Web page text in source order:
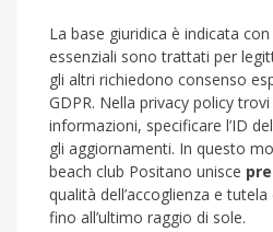
La base giuridica è indicata
essenziali sono trattati per
gli altri richiedono consenso
GDPR. Nella privacy policy
informazioni, specificare l’ID
gli aggiornamenti. In questo
beach club Positano unisce
qualità dell’accoglienza e
fino all’ultimo raggio di sole.